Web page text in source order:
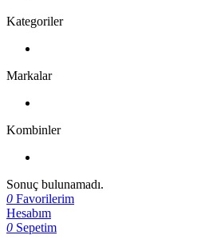
Kategoriler
Markalar
Kombinler
Sonuç bulunamadı.
0 Favorilerim
Hesabım
0 Sepetim